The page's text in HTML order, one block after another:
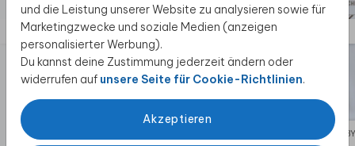
und die Leistung unserer Website zu analysieren sowie für
Marketingzwecke und soziale Medien (anzeigen
personalisierter Werbung).
Du kannst deine Zustimmung jederzeit ändern oder
widerrufen auf unsere Seite für Cookie-Richtlinien.
Akzeptieren